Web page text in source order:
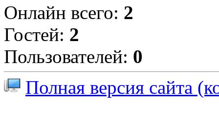
Онлайн всего: 2
Гостей: 2
Пользователей: 0
Полная версия сайта